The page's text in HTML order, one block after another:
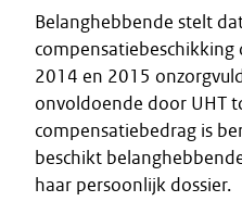
Belanghebbende stelt
compensatiebeschikking
2014 en 2015
onvoldoende door UHT
compensatiebedrag is
beschikt
haar persoonlijk dossier.